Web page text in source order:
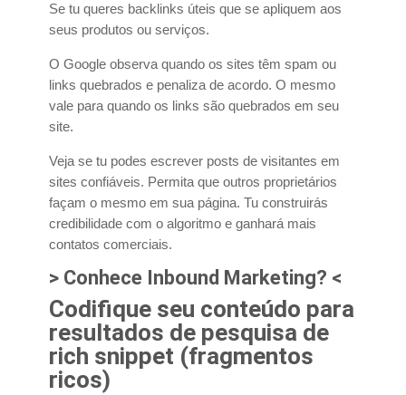
Se tu queres backlinks úteis que se apliquem aos
seus produtos ou serviços.
O Google observa quando os sites têm spam ou
links quebrados e penaliza de acordo. O mesmo
vale para quando os links são quebrados em seu
site.
Veja se tu podes escrever posts de visitantes em
sites confiáveis. Permita que outros proprietários
façam o mesmo em sua página. Tu construirás
credibilidade com o algoritmo e ganhará mais
contatos comerciais.
> Conhece Inbound Marketing? <
Codifique seu conteúdo para
resultados de pesquisa de
rich snippet (fragmentos
ricos)